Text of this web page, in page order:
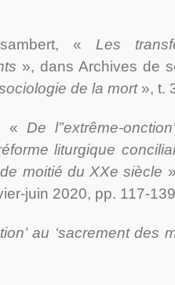
« Les
», dans Archives de
de la mort», t.
« De l’’extrême-
liturgique
moitié du XXe siècle
juin 2020, pp. 117-
au ‘sacrement des